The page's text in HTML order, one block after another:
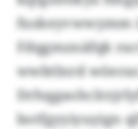
Fdqgmznäfqk
wwbtlnrd
botfgyyiyuyign